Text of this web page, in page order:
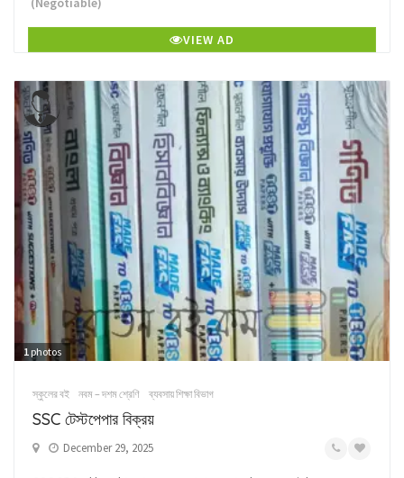
VIEW AD
1 photos
স্কুলের বই নবম – দশম শ্রেণি ব্যবসায় শিক্ষা বিভাগ
SSC টেস্টপেপার বিক্রয়
December 29, 2025